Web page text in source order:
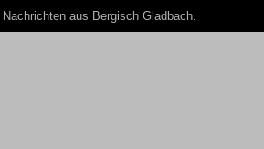
aus Bergisch Gladbach.